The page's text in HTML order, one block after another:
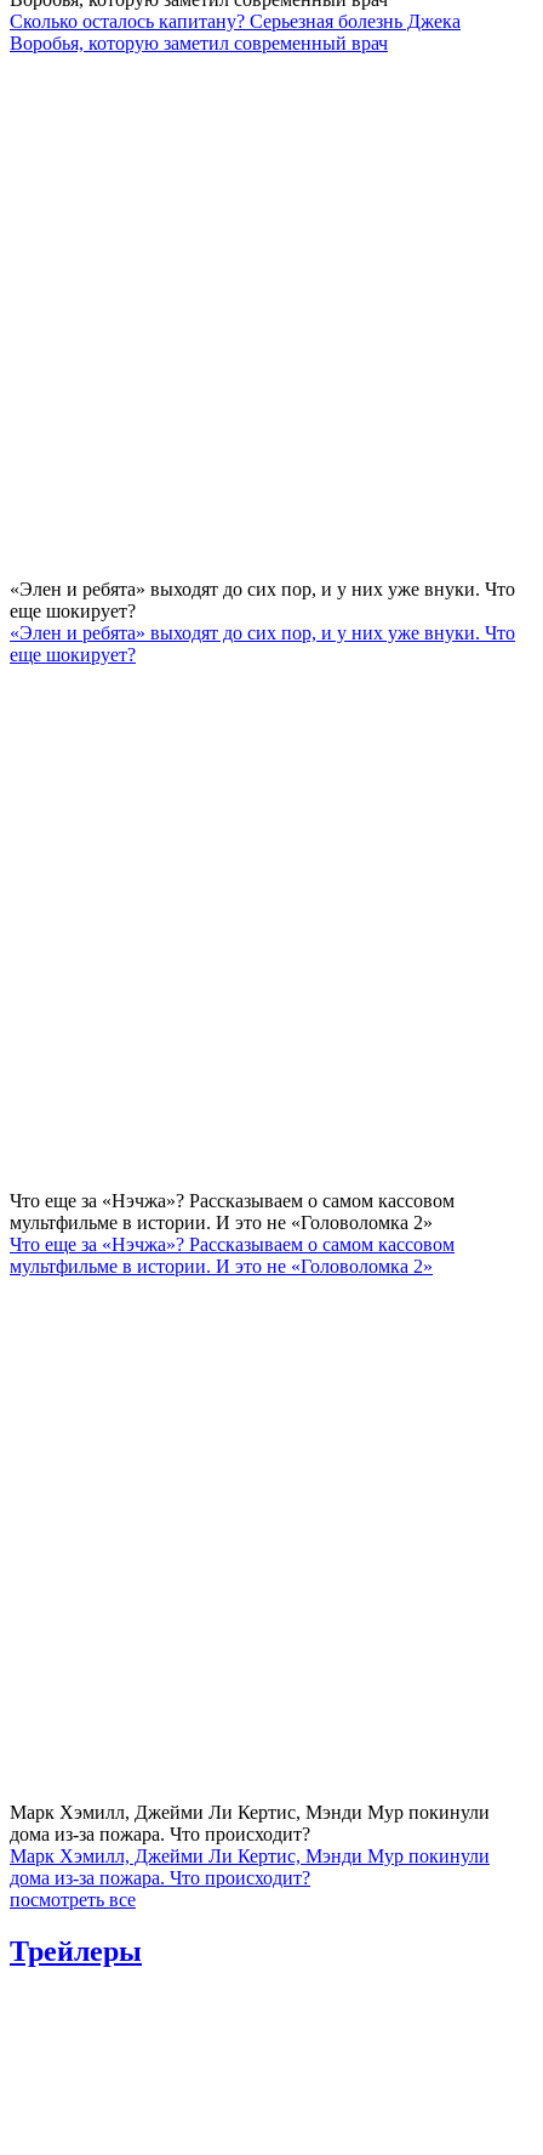
Сколько осталось капитану? Серьезная болезнь Джека
Воробья, которую заметил современный врач
«Элен и ребята» выходят до сих пор, и у них уже внуки. Что
еще шокирует?
«Элен и ребята» выходят до сих пор, и у них уже внуки. Что
еще шокирует?
Что еще за «Нэчжа»? Рассказываем о самом кассовом
мультфильме в истории. И это не «Головоломка 2»
Что еще за «Нэчжа»? Рассказываем о самом кассовом
мультфильме в истории. И это не «Головоломка 2»
Марк Хэмилл, Джейми Ли Кертис, Мэнди Мур покинули
дома из-за пожара. Что происходит?
Марк Хэмилл, Джейми Ли Кертис, Мэнди Мур покинули
дома из-за пожара. Что происходит?
посмотреть все
Трейлеры